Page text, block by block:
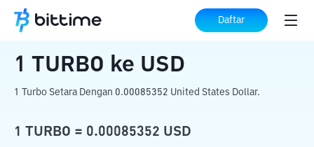
Daftar
Beranda Konverter Kripto TURBO USD
1 TURBO ke USD
1 Turbo Setara Dengan 0.00085352 United States Dollar.
1 TURBO = 0.00085352 USD